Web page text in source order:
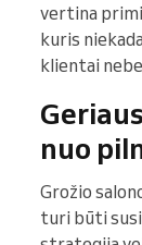
vertina
kuris
klientai
nuo
Grožio
turi būti